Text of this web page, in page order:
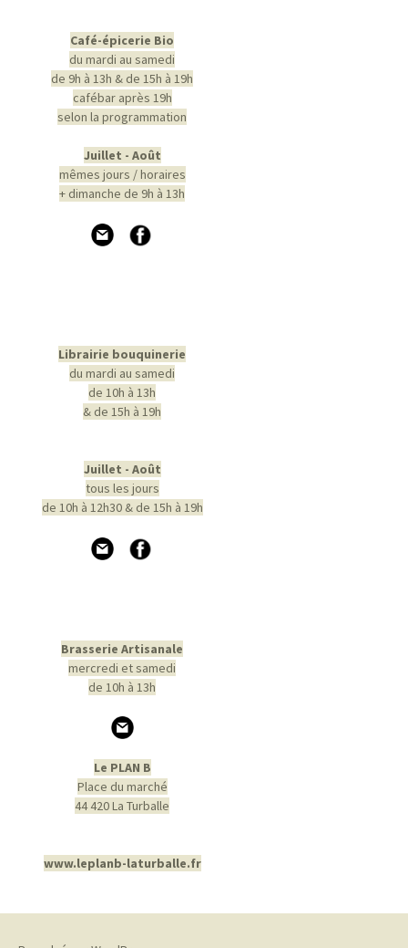
Café-épicerie Bio
du mardi au samedi
de 9h à 13h & de 15h à 19h
cafébar après 19h
selon la programmation
Juillet - Août
mêmes jours / horaires
+ dimanche de 9h à 13h
Librairie bouquinerie
du mardi au samedi
de 10h à 13h
& de 15h à 19h
Juillet - Août
tous les jours
de 10h à 12h30 & de 15h à 19h
Brasserie Artisanale
mercredi et samedi
de 10h à 13h
Le PLAN B
Place du marché
44 420 La Turballe
www.leplanb-laturballe.fr